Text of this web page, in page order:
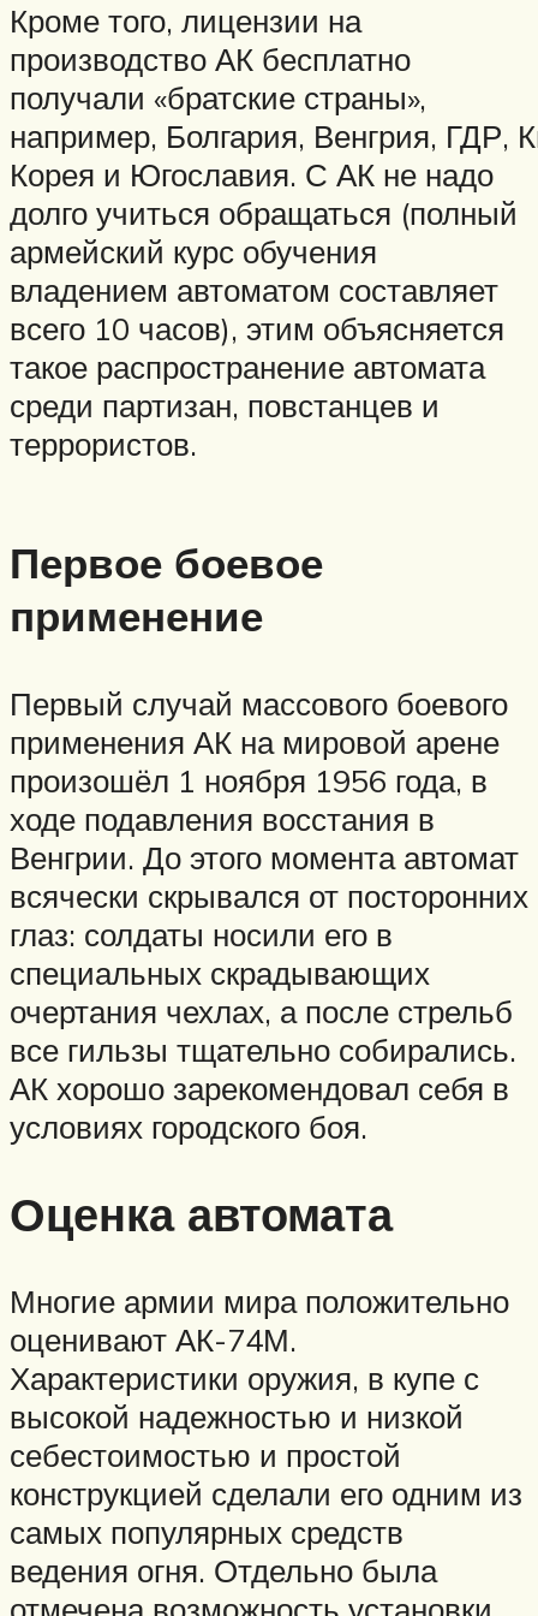
Кроме того, лицензии на
производство АК бесплатно
получали «братские страны»,
например, Болгария, Венгрия, ГДР,
Корея и Югославия. С АК не надо
долго учиться обращаться (полный
армейский курс обучения
владением автоматом составляет
всего 10 часов), этим объясняется
такое распространение автомата
среди партизан, повстанцев и
террористов.
Первое боевое
применение
Первый случай массового боевого
применения АК на мировой арене
произошёл 1 ноября 1956 года, в
ходе подавления восстания в
Венгрии. До этого момента автомат
всячески скрывался от посторонних
глаз: солдаты носили его в
специальных скрадывающих
очертания чехлах, а после стрельб
все гильзы тщательно собирались.
АК хорошо зарекомендовал себя в
условиях городского боя.
Оценка автомата
Многие армии мира положительно
оценивают АК-74М.
Характеристики оружия, в купе с
высокой надежностью и низкой
себестоимостью и простой
конструкцией сделали его одним из
самых популярных средств
ведения огня. Отдельно была